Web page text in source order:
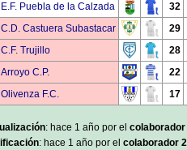
E.F. Puebla de la Calzada 32
C.D. Castuera Subastacar 29
C.F. Trujillo 28
Arroyo C.P. 22
Olivenza F.C. 17
: hace 1 año por el colaborador
: hace 1 año por el colaborador